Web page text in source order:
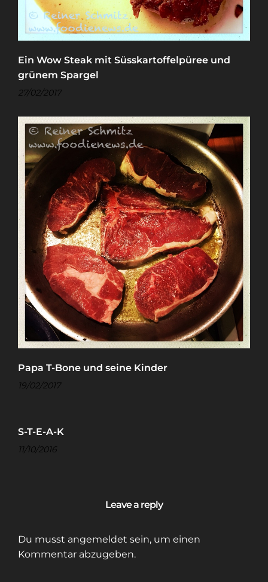
Ein Wow Steak mit Süsskartoffelpüree und
grünem Spargel
27/02/2017
Papa T-Bone und seine Kinder
19/02/2017
S-T-E-A-K
11/10/2016
Leave a reply
Du musst angemeldet sein, um einen
Kommentar abzugeben.